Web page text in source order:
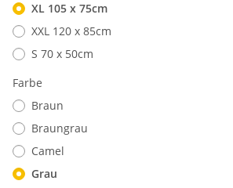
XL 105 x 75cm
XXL 120 x 85cm
S 70 x 50cm
Farbe
Braun
Braungrau
Camel
Grau